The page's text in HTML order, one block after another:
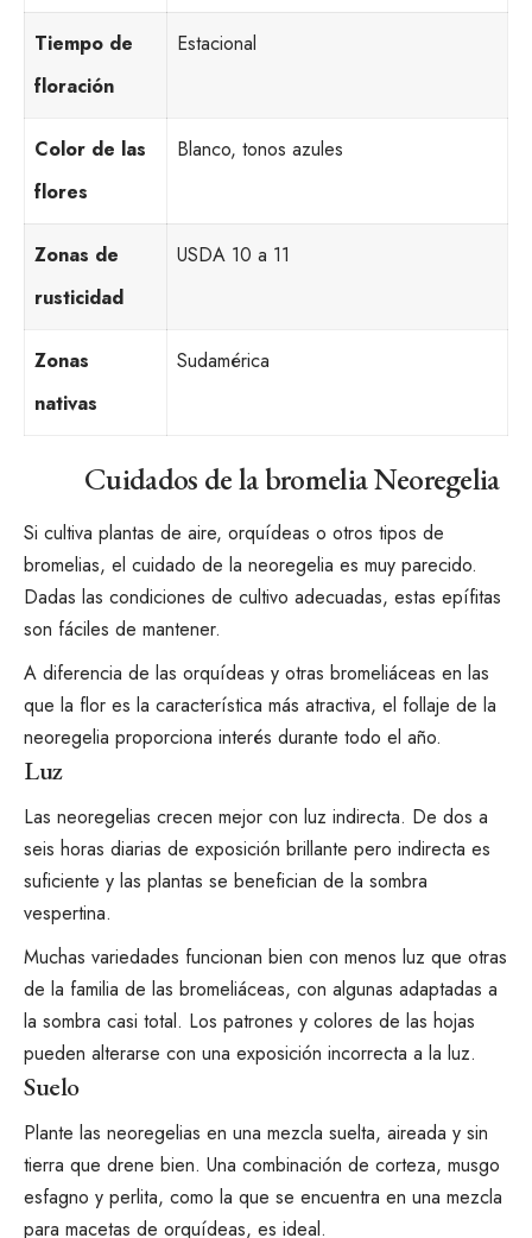
Tiempo de
floración
Estacional
Color de las
flores
Blanco, tonos azules
Zonas de
rusticidad
USDA 10 a 11
Zonas
nativas
Sudamérica
Cuidados de la bromelia Neoregelia
Si cultiva plantas de aire, orquídeas o otros tipos de
bromelias, el cuidado de la neoregelia es muy parecido.
Dadas las condiciones de cultivo adecuadas, estas epífitas
son fáciles de mantener.
A diferencia de las orquídeas y otras bromeliáceas en las
que la flor es la característica más atractiva, el follaje de la
neoregelia proporciona interés durante todo el año.
Luz
Las neoregelias crecen mejor con luz indirecta. De dos a
seis horas diarias de exposición brillante pero indirecta es
suficiente y las plantas se benefician de la sombra
vespertina.
Muchas variedades funcionan bien con menos luz que otras
de la familia de las bromeliáceas, con algunas adaptadas a
la sombra casi total. Los patrones y colores de las hojas
pueden alterarse con una exposición incorrecta a la luz.
Suelo
Plante las neoregelias en una mezcla suelta, aireada y sin
tierra que drene bien. Una combinación de corteza, musgo
esfagno y perlita, como la que se encuentra en una mezcla
para macetas de orquídeas, es ideal.